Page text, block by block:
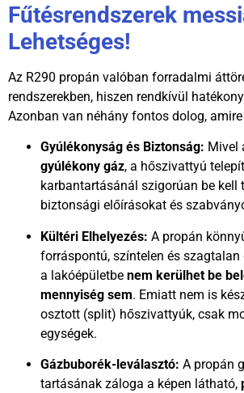
Fűtésrendszerek
Lehetséges!
Az R290 propán valóban forradalmi
rendszerekben, hiszen rendkívül
Azonban van néhány fontos dolog,
Gyúlékonyság és Biztonság: Mivel
gyúlékony gáz, a hőszivattyú
karbantartásánál szigorúan be kell
biztonsági előírásokat és
Kültéri Elhelyezés: A propán
forráspontú, színtelen és szagtalan
a lakóépületbe nem kerülhet be
mennyiség sem. Emiatt nem is
osztott (split) hőszivattyúk, csak
egységek.
Gázbuborék-leválasztó: A propán
tartásának záloga a képen látható,